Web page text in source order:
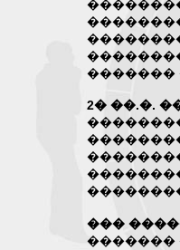
�������
2� ��.�.
���
�������